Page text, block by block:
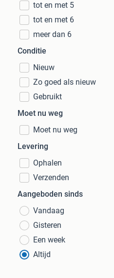
tot en met 5
tot en met 6
meer dan 6
Conditie
Nieuw
Zo goed als nieuw
Gebruikt
Moet nu weg
Moet nu weg
Levering
Ophalen
Verzenden
Aangeboden sinds
Vandaag
Gisteren
Een week
Altijd